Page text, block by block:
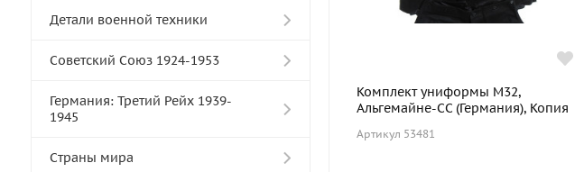
Детали военной техники
Советский Союз 1924-1953
Германия: Третий Рейх 1939-
1945
Cтраны мира
Комплект униформы М32,
Альгемайне-СС (Германия), Копия
Артикул 53481